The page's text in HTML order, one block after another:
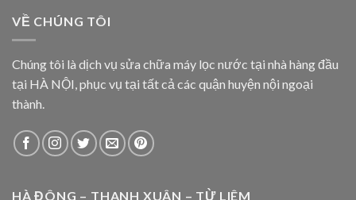
VỀ CHÚNG TÔI
Chúng tôi là dịch vụ sửa chữa máy lọc nước tại nhà hàng đầu
tại HÀ NỘI, phục vụ tại tất cả các quận huyện nội ngoại
thành.
HÀ ĐÔNG – THANH XUÂN – TỪ LIÊM